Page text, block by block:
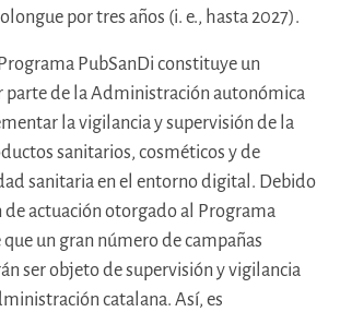
por tres años (i. e., hasta 2027).
PubSanDi constituye un
parte de la Administración autonómica
la vigilancia y supervisión de la
sanitarios, cosméticos y de
sanitaria en el entorno digital. Debido
actuación otorgado al Programa
que un gran número de campañas
ser objeto de supervisión y vigilancia
catalana. Así, es